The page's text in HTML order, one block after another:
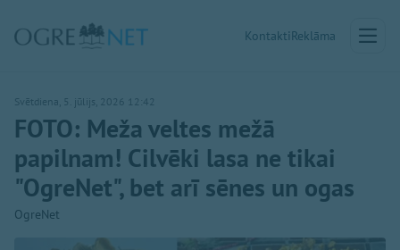
KontaktiReklāma
Svētdiena, 5. jūlijs, 2026 12:42
FOTO: Meža veltes mežā
papilnam! Cilvēki lasa ne tikai
"OgreNet", bet arī sēnes un ogas
OgreNet